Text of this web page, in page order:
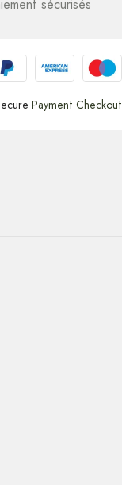
sécurisés
Payment Checkout